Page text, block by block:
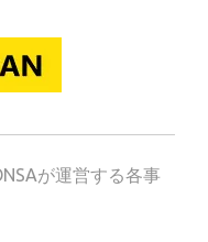
が運営する各事